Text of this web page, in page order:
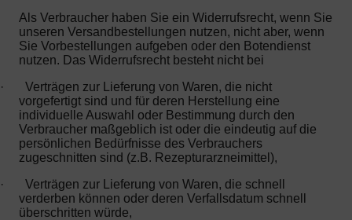
Als Verbraucher haben Sie ein Widerrufsrecht, wenn Sie
unseren Versandbestellungen nutzen, nicht aber, wenn
Sie Vorbestellungen aufgeben oder den Botendienst
nutzen. Das Widerrufsrecht besteht nicht bei
·
Verträgen zur Lieferung von Waren, die nicht
vorgefertigt sind und für deren Herstellung eine
individuelle Auswahl oder Bestimmung durch den
Verbraucher maßgeblich ist oder die eindeutig auf die
persönlichen Bedürfnisse des Verbrauchers
zugeschnitten sind (z.B. Rezepturarzneimittel),
·
Verträgen zur Lieferung von Waren, die schnell
verderben können oder deren Verfallsdatum schnell
überschritten würde,